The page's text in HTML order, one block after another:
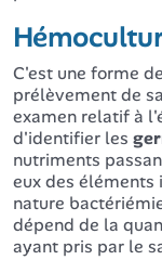
C'est une forme
prélèvement de
examen relatif à
d'identifier les
nutriments
eux des éléments
nature
dépend de la
ayant pris par le